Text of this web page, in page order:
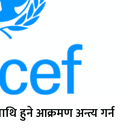
हुने आक्रमण अन्त्य गर्न